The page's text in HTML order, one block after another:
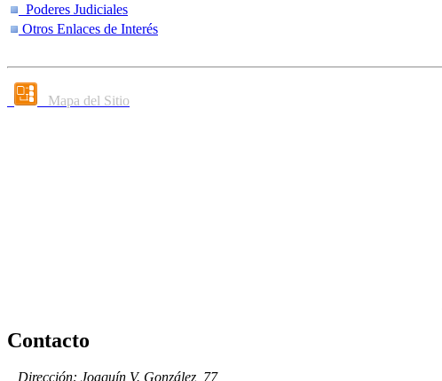
Poderes Judiciales
Otros Enlaces de Interés
Mapa del Sitio
Contacto
Dirección: Joaquín V. González, 77